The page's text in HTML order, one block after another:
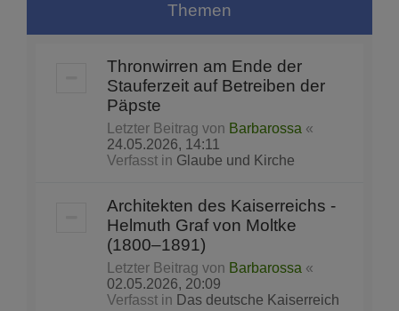
Themen
Thronwirren am Ende der
Stauferzeit auf Betreiben der
Päpste
Letzter Beitrag von Barbarossa «
24.05.2026, 14:11
Verfasst in Glaube und Kirche
Architekten des Kaiserreichs -
Helmuth Graf von Moltke
(1800–1891)
Letzter Beitrag von Barbarossa «
02.05.2026, 20:09
Verfasst in Das deutsche Kaiserreich